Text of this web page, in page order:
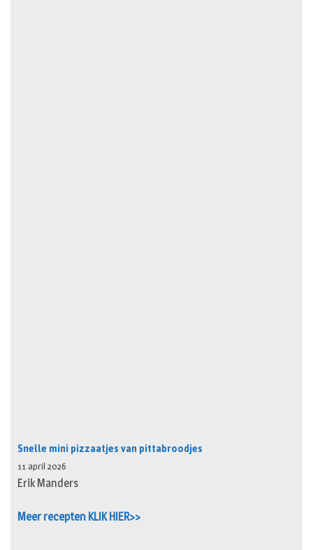
Snelle mini pizzaatjes van pittabroodjes
11 april 2026
Erik Manders
Meer recepten KLIK HIER>>